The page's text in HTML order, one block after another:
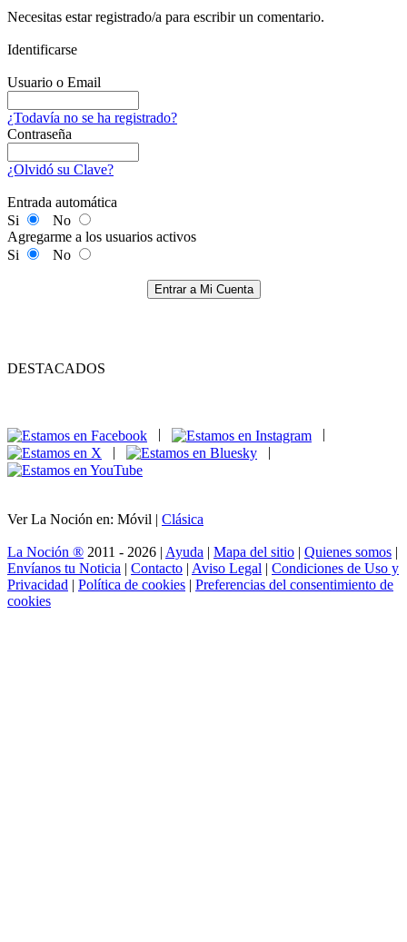
Necesitas estar registrado/a para escribir un comentario.
Identificarse
Usuario o Email
¿Todavía no se ha registrado?
Contraseña
¿Olvidó su Clave?
Entrada automática
Si
No
Agregarme a los usuarios activos
Si
No
Entrar a Mi Cuenta
DESTACADOS
|
|
Ver La Noción en: Móvil | Clásica
La Noción ® 2011 - 2026 | Ayuda | Mapa del sitio | Quienes somos |
Envíanos tu Noticia | Contacto | Aviso Legal | Condiciones de Uso y
Privacidad | Política de cookies | Preferencias del consentimiento de
cookies